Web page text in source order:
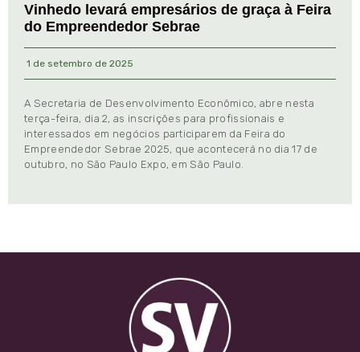
Vinhedo levará empresários de graça à Feira
do Empreendedor Sebrae
1 de setembro de 2025
A Secretaria de Desenvolvimento Econômico, abre nesta
terça-feira, dia 2, as inscrições para profissionais e
interessados em negócios participarem da Feira do
Empreendedor Sebrae 2025, que acontecerá no dia 17 de
outubro, no São Paulo Expo, em São Paulo.